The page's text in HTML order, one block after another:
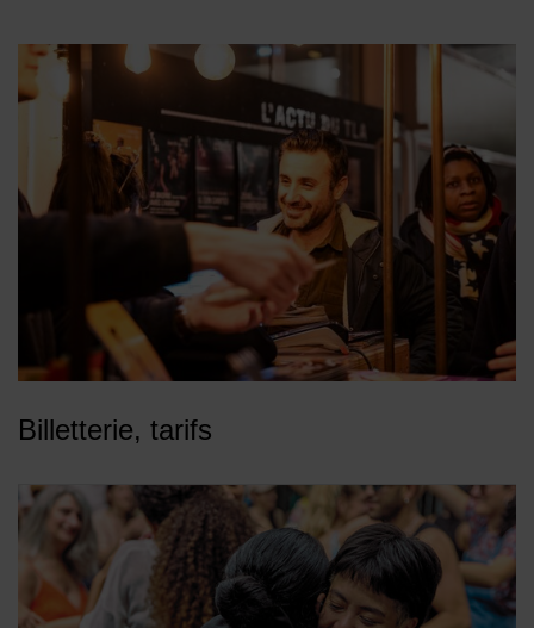
Billetterie, tarifs